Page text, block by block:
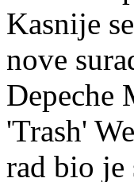
Kasnije
nove
Depeche
'Trash'
rad bio